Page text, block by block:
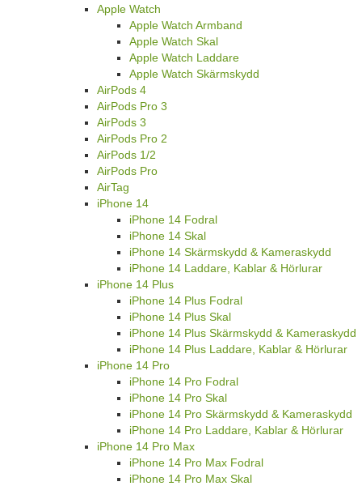
Apple Watch
Apple Watch Armband
Apple Watch Skal
Apple Watch Laddare
Apple Watch Skärmskydd
AirPods 4
AirPods Pro 3
AirPods 3
AirPods Pro 2
AirPods 1/2
AirPods Pro
AirTag
iPhone 14
iPhone 14 Fodral
iPhone 14 Skal
iPhone 14 Skärmskydd & Kameraskydd
iPhone 14 Laddare, Kablar & Hörlurar
iPhone 14 Plus
iPhone 14 Plus Fodral
iPhone 14 Plus Skal
iPhone 14 Plus Skärmskydd & Kameraskydd
iPhone 14 Plus Laddare, Kablar & Hörlurar
iPhone 14 Pro
iPhone 14 Pro Fodral
iPhone 14 Pro Skal
iPhone 14 Pro Skärmskydd & Kameraskydd
iPhone 14 Pro Laddare, Kablar & Hörlurar
iPhone 14 Pro Max
iPhone 14 Pro Max Fodral
iPhone 14 Pro Max Skal